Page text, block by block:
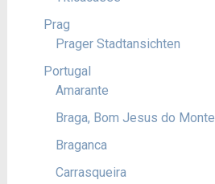
Prag
Prager Stadtansichten
Portugal
Amarante
Braga, Bom Jesus do Monte
Braganca
Carrasqueira